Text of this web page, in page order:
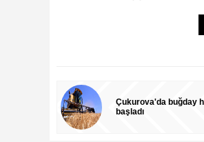
Çukurova'da buğday
başladı
Gelin Kendi Kına Gecesinde